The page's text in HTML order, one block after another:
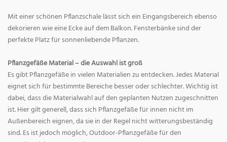
Mit einer schönen Pflanzschale lässt sich ein Eingangsbereich ebenso
dekorieren wie eine Ecke auf dem Balkon. Fensterbänke sind der
perfekte Platz für sonnenliebende Pflanzen.
Pflanzgefäße Material – die Auswahl ist groß
Es gibt Pflanzgefäße in vielen Materialien zu entdecken. Jedes Material
eignet sich für bestimmte Bereiche besser oder schlechter. Wichtig ist
dabei, dass die Materialwahl auf den geplanten Nutzen zugeschnitten
ist. Hier gilt generell, dass sich Pflanzgefäße für innen nicht im
Außenbereich eignen, da sie in der Regel nicht witterungsbeständig
sind. Es ist jedoch möglich, Outdoor-Pflanzgefäße für den